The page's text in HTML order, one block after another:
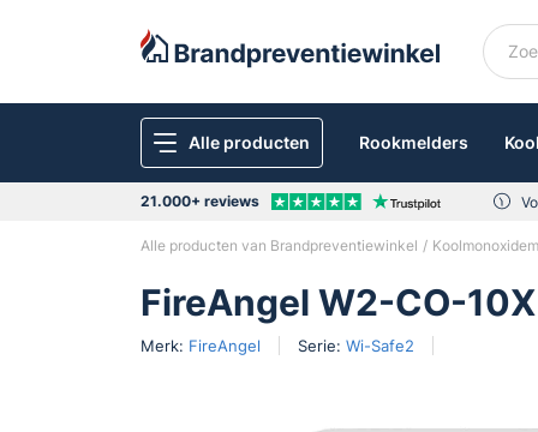
Alle producten Rookmelders
21.000+ reviews
Alle producten van Brandpreventiewinkel
FireAngel W2-CO-
Merk: FireAngel Serie: Wi-Safe2